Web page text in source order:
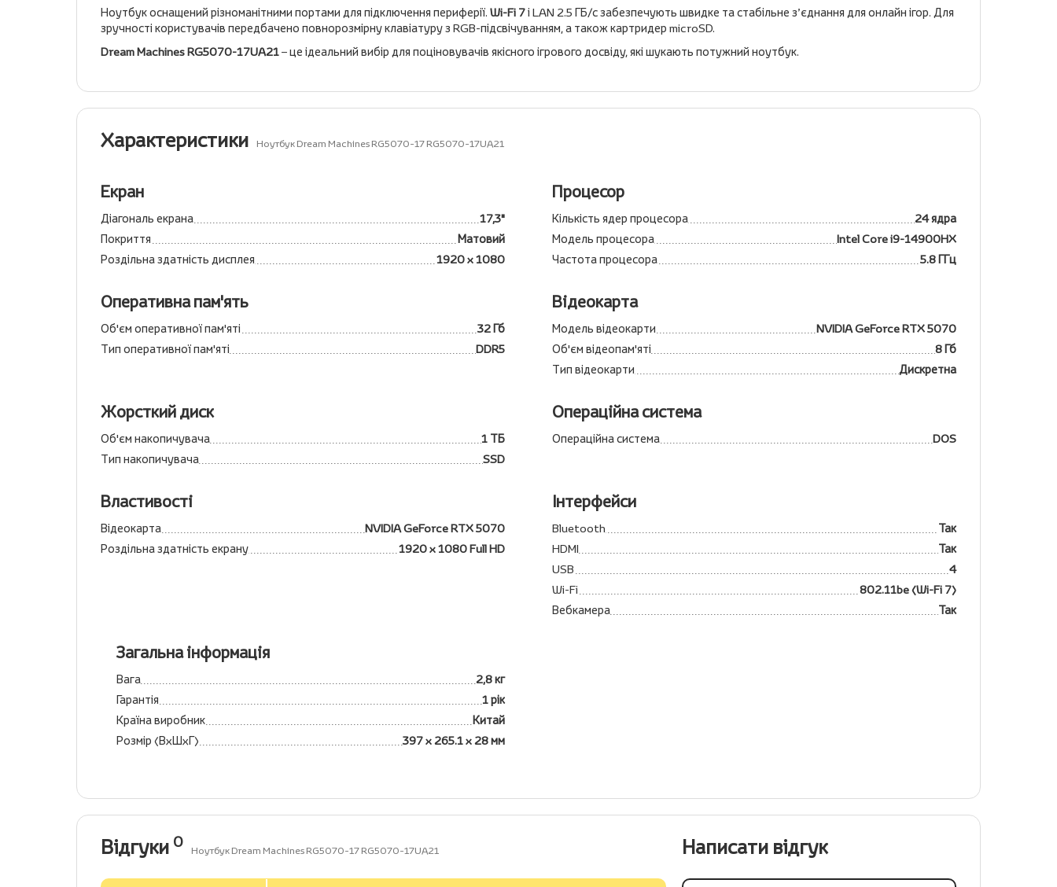
Ноутбук оснащений різноманітними портами для підключення периферії. Wi-Fi 7і LAN 2.5 ГБ/с забезпечують швидке та стабільне з’єднання для онлайн ігор. Для
зручності користувачів передбачено повнорозмірну клавіатуру з RGB-підсвічуванням, а також картридер microSD.
Dream Machines RG5070-17UA21– це ідеальний вибір для поціновувачів якісного ігрового досвіду, які шукають потужний ноутбук.
Характеристики Ноутбук Dream Machines RG5070-17 RG5070-17UA21
Екран
Діагональ екрана
17,3"
Покриття
Матовий
Роздільна здатність дисплея
1920 x 1080
Процесор
Кількість ядер процесора
24 ядра
Модель процесора
Intel Core i9-14900HX
Частота процесора
5.8 ГГц
Оперативна пам'ять
Об'єм оперативної пам'яті
32 Гб
Тип оперативної пам'яті
DDR5
Відеокарта
Модель відеокарти
NVIDIA GeForce RTX 5070
Об'єм відеопам'яті
8 Гб
Тип відеокарти
Дискретна
Жорсткий диск
Об'єм накопичувача
1 ТБ
Тип накопичувача
SSD
Операційна система
Операційна система DOS
Властивості
Відеокарта
NVIDIA GeForce RTX 5070
Роздільна здатність екрану
1920 x 1080 Full HD
Інтерфейси
Bluetooth
Так
HDMI
Так
USB
4
Wi-Fi
802.11be (Wi-Fi 7)
Вебкамера
Так
Загальна інформація
Вага
2,8 кг
Гарантія
1 рік
Країна виробник
Китай
Розмір (ВхШхГ)
397 x 265.1 x 28 мм
Відгуки 0 Ноутбук Dream Machines RG5070-17 RG5070-17UA21 Написати відгук